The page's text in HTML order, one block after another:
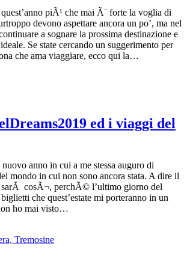
piÃ¹ che mai Ã¨ forte la voglia di
devono aspettare ancora un po’, ma nel
a sognare la prossima destinazione e
Se state cercando un suggerimento per
che ama viaggiare, ecco qui la…
ed i viaggi del
anno in cui a me stessa auguro di
mondo in cui non sono ancora stata. A dire il
sarÃ cosÃ¬, perchÃ© l’ultimo giorno del
che quest’estate mi porteranno in un
ho mai visto…